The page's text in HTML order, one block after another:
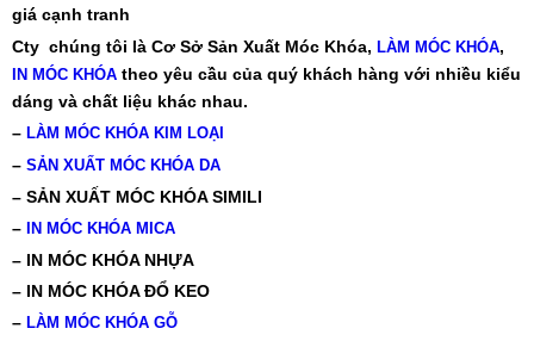
giá cạnh tranh
Cty chúng tôi là Cơ Sở Sản Xuất Móc Khóa, LÀM MÓC KHÓA,
IN MÓC KHÓA theo yêu cầu của quý khách hàng với nhiều kiểu
dáng và chất liệu khác nhau.
– LÀM MÓC KHÓA KIM LOẠI
– SẢN XUẤT MÓC KHÓA DA
– SẢN XUẤT MÓC KHÓA SIMILI
–
IN MÓC KHÓA MICA
– IN MÓC KHÓA NHỰA
– IN MÓC KHÓA ĐỔ KEO
– LÀM MÓC KHÓA GỖ